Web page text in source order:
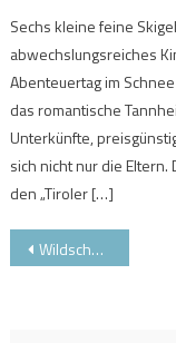
Sechs kleine feine
abwechslungsreiches
Abenteuertag im
das romantische
Unterkünfte,
sich nicht nur die
den „Tiroler […]
Wildschönau mit neuer Schatzbergbahn